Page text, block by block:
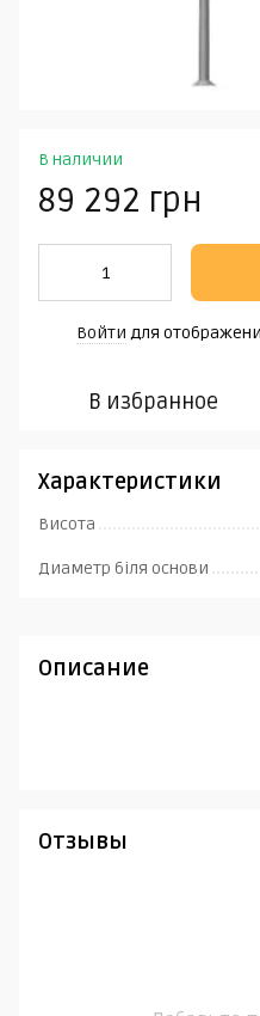
В наличии
89 292 грн
Войти для
В избранное
Характеристики
Висота
Диаметр біля основи
Описание
Отзывы